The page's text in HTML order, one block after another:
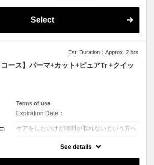
るお客様は選択後＋カラー追加をお願い致し
ます・髪の内側に栄養を入れる3段階集中ト
リートメント艶とまとまりのある髪へ導きま
Select
Est. Duration：Approx. 2 hrs
コース】パーマ+カット+ピュアTr +クイッ
Terms of use
Expiration Date：
ケアをしたいけど時間が取れないという方へ
るお客様は選択後＋カラー追加をお願い致し
See details